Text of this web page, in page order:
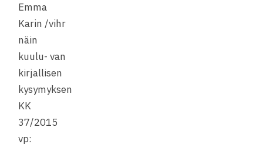
Emma
Karin /vihr
näin
kuulu- van
kirjallisen
kysymyksen
KK
37/2015
vp: